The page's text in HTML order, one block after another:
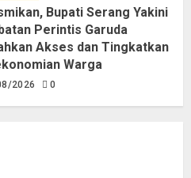
Bupati Serang Yakini
Perintis Garuda
Akses dan Tingkatkan
Warga
2026 0